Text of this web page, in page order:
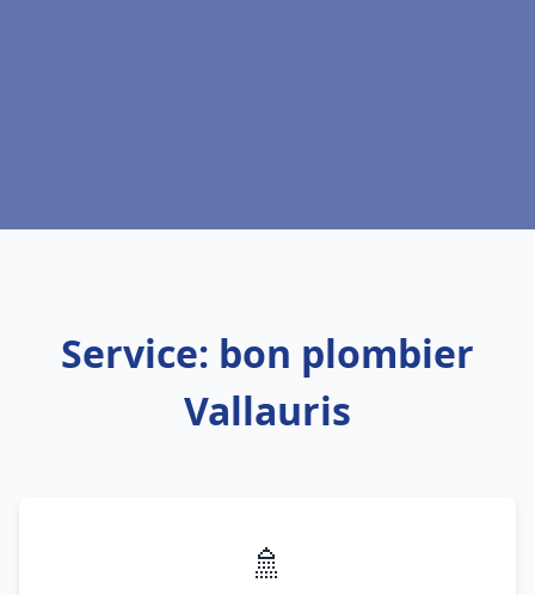
Service: bon plombier
Vallauris
🚿